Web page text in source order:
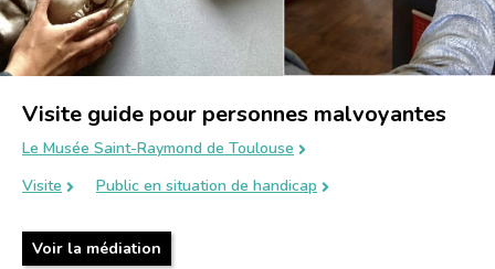
Visite guide pour personnes malvoyantes
Le Musée Saint-Raymond de Toulouse
Visite
Public en situation de handicap
Voir la médiation